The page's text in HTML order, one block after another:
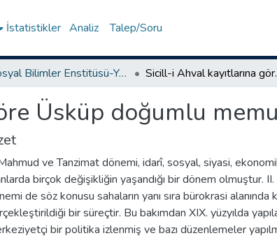
İstatistikler Analiz Talep/Soru
Sosyal Bilimler Enstitüsü-Yüksek Lisans Tezleri Sicill-i
Üsküp doğumlu
ve Tanzimat dönemi, idarî, sosyal, siyasi,
birçok değişikliğin yaşandığı bir dönem olmuştur.
de söz konusu sahaların yanı sıra bürokrasi alanında
bir süreçtir. Bu bakımdan XIX. yüzyılda
bir politika izlenmiş ve bazı düzenlemeler